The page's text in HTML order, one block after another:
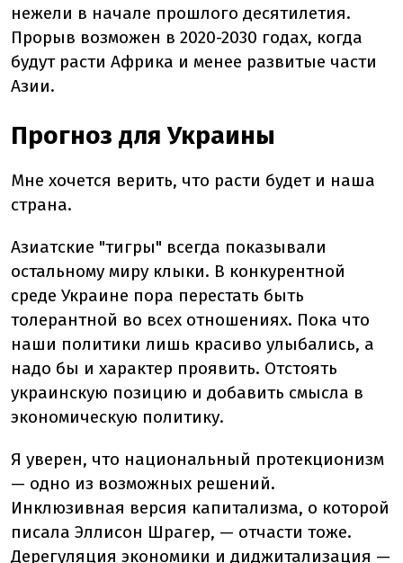
нежели в начале прошлого десятилетия.
Прорыв возможен в 2020-2030 годах, когда
будут расти Африка и менее развитые части
Азии.
Прогноз для Украины
Мне хочется верить, что расти будет и наша
страна.
Азиатские "тигры" всегда показывали
остальному миру клыки. В конкурентной
среде Украине пора перестать быть
толерантной во всех отношениях. Пока что
наши политики лишь красиво улыбались, а
надо бы и характер проявить. Отстоять
украинскую позицию и добавить смысла в
экономическую политику.
Я уверен, что национальный протекционизм
— одно из возможных решений.
Инклюзивная версия капитализма, о которой
писала Эллисон Шрагер, — отчасти тоже.
Дерегуляция экономики и диджитализация —